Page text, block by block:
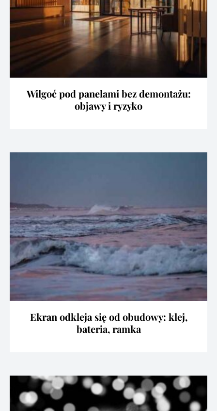
Wilgoć pod panelami bez demontażu:
objawy i ryzyko
Ekran odkleja się od obudowy: klej,
bateria, ramka